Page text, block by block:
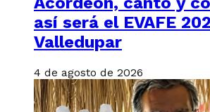
así será el EVAFE
Valledupar
4 de agosto de 2026